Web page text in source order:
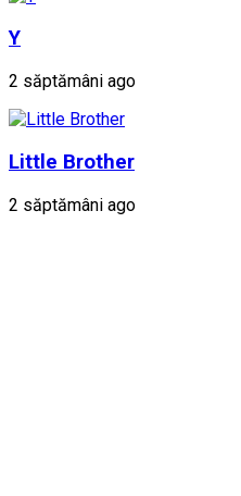
Y
2 săptămâni ago
Little Brother
2 săptămâni ago